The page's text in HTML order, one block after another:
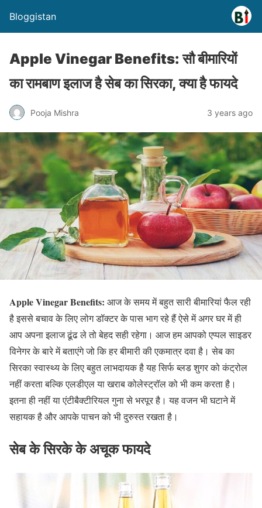
Bloggistan
Apple Vinegar Benefits: सौ बीमारियों
का रामबाण इलाज है सेब का सिरका, क्या है फायदे
Pooja Mishra 3 years ago
Apple Vinegar Benefits: आज के समय में बहुत सारी बीमारियां फैल रही
है इससे बचाव के लिए लोग डॉक्टर के पास भाग रहे हैं ऐसे में अगर घर में ही
आप अपना इलाज ढूंढ ले तो बेहद सही रहेगा। आज हम आपको एप्पल साइडर
विनेगर के बारे में बताएंगे जो कि हर बीमारी की एकमात्र दवा है। सेब का
सिरका स्वास्थ्य के लिए बहुत लाभदायक है यह सिर्फ ब्लड शुगर को कंट्रोल
नहीं करता बल्कि एलडीएल या खराब कोलेस्ट्रॉल को भी कम करता है।
इतना ही नहीं या एंटीबैक्टीरियल गुना से भरपूर है। यह वजन भी घटाने में
सहायक है और आपके पाचन को भी दुरुस्त रखता है।
सेब के सिरके के अचूक फायदे